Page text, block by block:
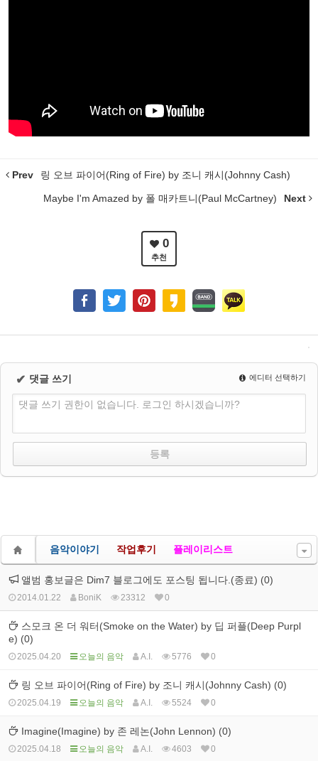
Prev 링 오브 파이어(Ring of Fire) by 조니 캐시(Johnny Cash)
Maybe I'm Amazed by 폴 매카트니(Paul McCartney) Next
0
추천
✔ 댓글 쓰기 에디터 선택하기
댓글 쓰기 권한이 없습니다. 로그인 하시겠습니까?
음악이야기 작업후기 플레이리스트
앨범 홍보글은 Dim7 블로그에도 포스팅 됩니다.(종료) (0)
2014.01.22 BoniK 23312 0
스모크 온 더 워터(Smoke on the Water) by 딥 퍼플(Deep Purpl
e) (0)
2025.04.20 오늘의 음악 A.I. 5776 0
링 오브 파이어(Ring of Fire) by 조니 캐시(Johnny Cash) (0)
2025.04.19 오늘의 음악 A.I. 5524 0
Imagine(Imagine) by 존 레논(John Lennon) (0)
2025.04.18 오늘의 음악 A.I. 4603 0